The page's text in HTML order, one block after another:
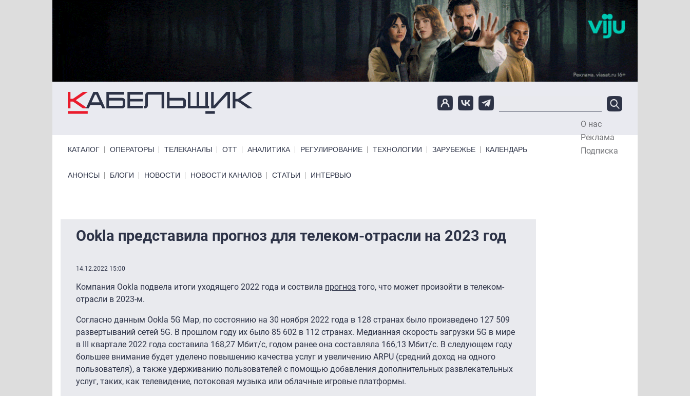
Перейти к основному содержанию
О нас
Реклама
Подписка
КАТАЛОГ ОПЕРАТОРЫ ТЕЛЕКАНАЛЫ ОТТ АНАЛИТИКА РЕГУЛИРОВАНИЕ ТЕХНОЛОГИИ ЗАРУБЕЖЬЕ КАЛЕНДАРЬ
Primary links bottom
АНОНСЫ БЛОГИ НОВОСТИ НОВОСТИ КАНАЛОВ СТАТЬИ ИНТЕРВЬЮ
Ookla представила прогноз для телеком-отрасли на 2023 год
14.12.2022 15:00
Компания Ookla подвела итоги уходящего 2022 года и соствила прогноз того, что может произойти в телеком-
отрасли в 2023-м.
Согласно данным Ookla 5G Map, по состоянию на 30 ноября 2022 года в 128 странах было произведено 127 509
развертываний сетей 5G. В прошлом году их было 85 602 в 112 странах. Медианная скорость загрузки 5G в мире
в III квартале 2022 года составила 168,27 Мбит/с, годом ранее она составляла 166,13 Мбит/с. В следующем году
большее внимание будет уделено повышению качества услуг и увеличению ARPU (средний доход на одного
пользователя), а также удерживанию пользователей с помощью добавления дополнительных развлекательных
услуг, таких, как телевидение, потоковая музыка или облачные игровые платформы.